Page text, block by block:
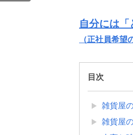
自分には
（正社員希望
目次
雑貨屋
雑貨屋